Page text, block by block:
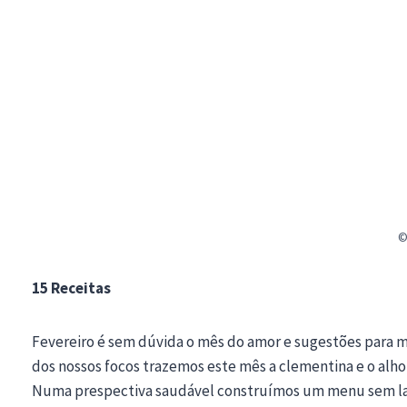
15 Receitas
Fevereiro é sem dúvida o mês do amor e sugestões
dos nossos focos trazemos este mês a clementina e o
Numa prespectiva saudável construímos um menu sem